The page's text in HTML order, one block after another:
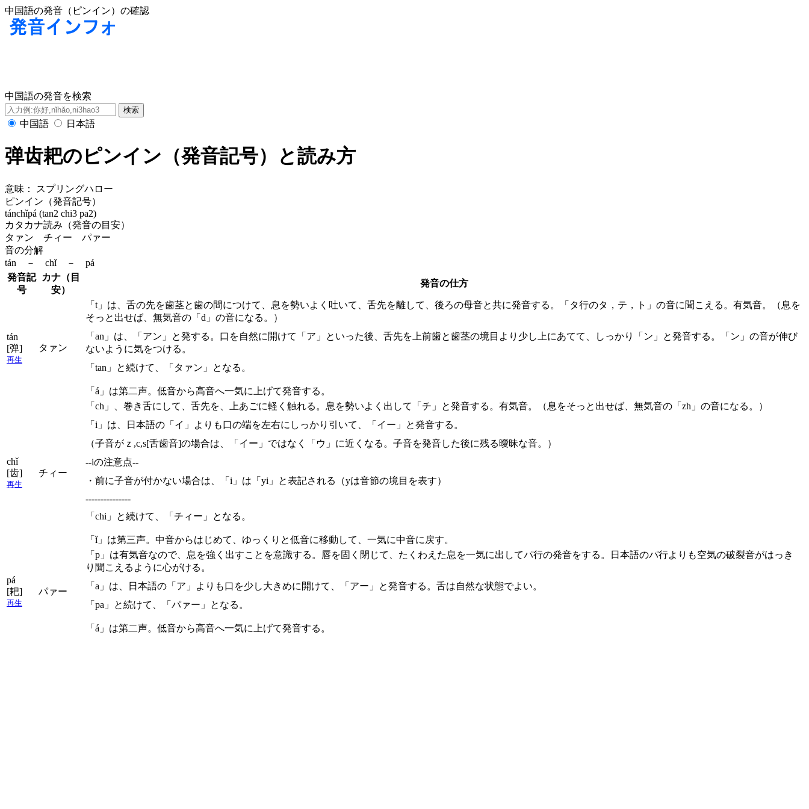
中国語の発音（ピンイン）の確認
中国語の発音を検索
中国語 日本語
弹齿耙のピンイン（発音記号）と読み方
意味：
スプリングハロー
ピンイン（発音記号）
tánchǐpá (tan2 chi3 pa2)
カタカナ読み（発音の目安）
タァン チィー パァー
音の分解
tán － chǐ － pá
発音記
号
カナ（目
安）
発音の仕方
tán
[弹]
再生
タァン
「t」は、舌の先を歯茎と歯の間につけて、息を勢いよく吐いて、舌先を離して、後ろの母音と共に発音する。「タ行のタ，テ，ト」の音に聞こえる。有気音。（息を
そっと出せば、無気音の「d」の音になる。）
「an」は、「アン」と発する。口を自然に開けて「ア」といった後、舌先を上前歯と歯茎の境目より少し上にあてて、しっかり「ン」と発音する。「ン」の音が伸び
ないように気をつける。
「tan」と続けて、「タァン」となる。
「á」は第二声。低音から高音へ一気に上げて発音する。
chǐ
[齿]
再生
チィー
「ch」、巻き舌にして、舌先を、上あごに軽く触れる。息を勢いよく出して「チ」と発音する。有気音。（息をそっと出せば、無気音の「zh」の音になる。）
「i」は、日本語の「イ」よりも口の端を左右にしっかり引いて、「イー」と発音する。
（子音がｚ,c,s[舌歯音]の場合は、「イー」ではなく「ウ」に近くなる。子音を発音した後に残る曖昧な音。）
--iの注意点--
・前に子音が付かない場合は、「i」は「yi」と表記される（yは音節の境目を表す）
---------------
「chi」と続けて、「チィー」となる。
「ǐ」は第三声。中音からはじめて、ゆっくりと低音に移動して、一気に中音に戻す。
pá
[耙]
再生
パァー
「p」は有気音なので、息を強く出すことを意識する。唇を固く閉じて、たくわえた息を一気に出してパ行の発音をする。日本語のパ行よりも空気の破裂音がはっき
り聞こえるように心がける。
「a」は、日本語の「ア」よりも口を少し大きめに開けて、「アー」と発音する。舌は自然な状態でよい。
「pa」と続けて、「パァー」となる。
「á」は第二声。低音から高音へ一気に上げて発音する。